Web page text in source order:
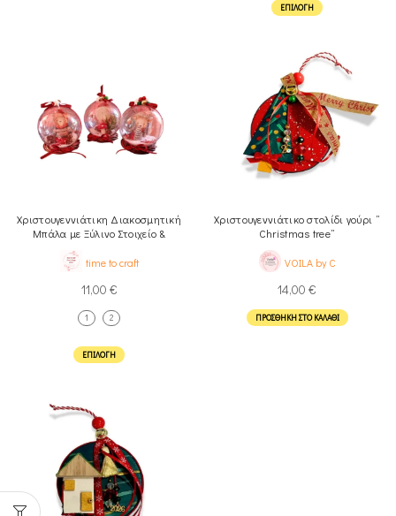
ΕΠΙΛΟΓΉ
Χριστουγεννιάτικη Διακοσμητική
Μπάλα με Ξύλινο Στοιχείο &
time to craft
11,00 €
1 2
ΕΠΙΛΟΓΉ
Χριστουγεννιάτικο στολίδι γούρι ”
Christmas tree”
VOILA by C
14,00 €
ΠΡΟΣΘΉΚΗ ΣΤΟ ΚΑΛΆΘΙ